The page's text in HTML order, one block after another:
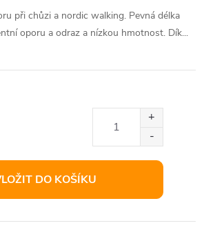
při chůzi a nordic walking. Pevná délka
oporu a odraz a nízkou hmotnost. Dík...
DO KOŠÍKU